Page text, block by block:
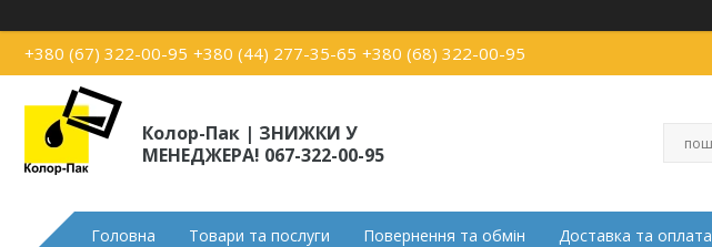
+380 (67) 322-00-95 +380 (44) 277-35-65 +380 (68) 322-00-95
Колор-Пак | ЗНИЖКИ У
МЕНЕДЖЕРА! 067-322-00-95
Головна Товари та послуги Повернення та обмін Доставка та оплата